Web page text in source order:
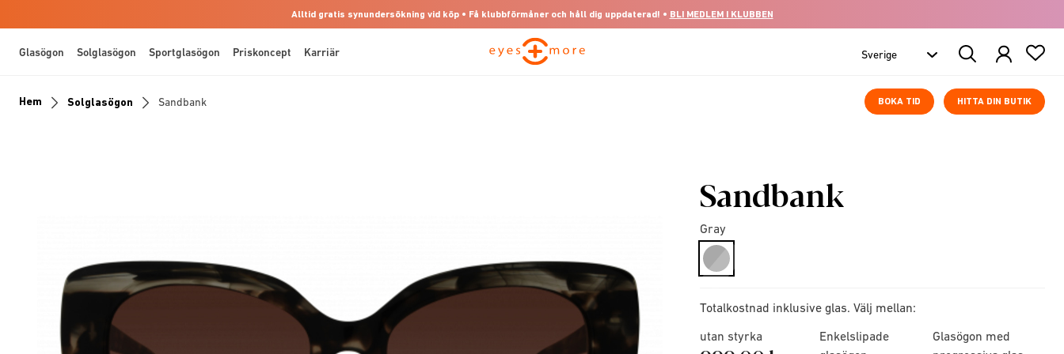
Alltid gratis synundersökning vid köp • Få klubbförmåner och håll dig uppdaterad! • BLI MEDLEM I KLUBBEN
Glasögon Solglasögon Sportglasögon Priskoncept Karriär
Search
Products
BOKA TID HITTA DIN BUTIK
Hem Solglasögon Sandbank
Sandbank
Gray
selected
Totalkostnad inklusive glas. Välj mellan:
utan styrka
Enkelslipade
Glasögon med